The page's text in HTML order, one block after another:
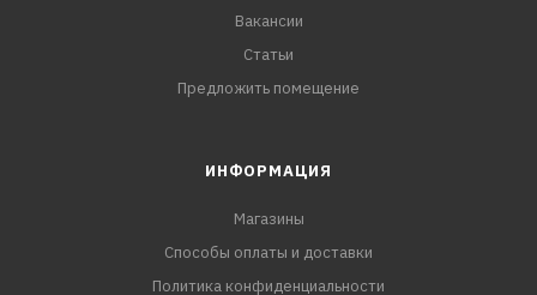
Вакансии
Статьи
Предложить помещение
ИНФОРМАЦИЯ
Магазины
Способы оплаты и доставки
Политика конфиденциальности